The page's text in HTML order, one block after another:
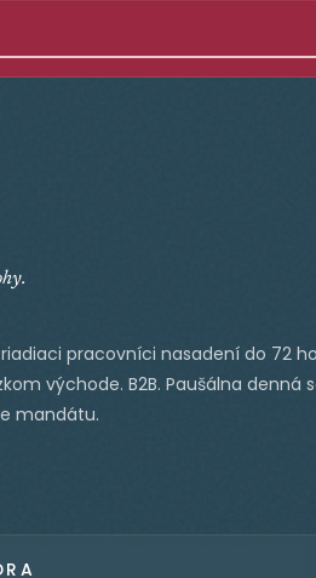
pracovníci nasadení do 72
východe. B2B. Paušálna denná
mandátu.